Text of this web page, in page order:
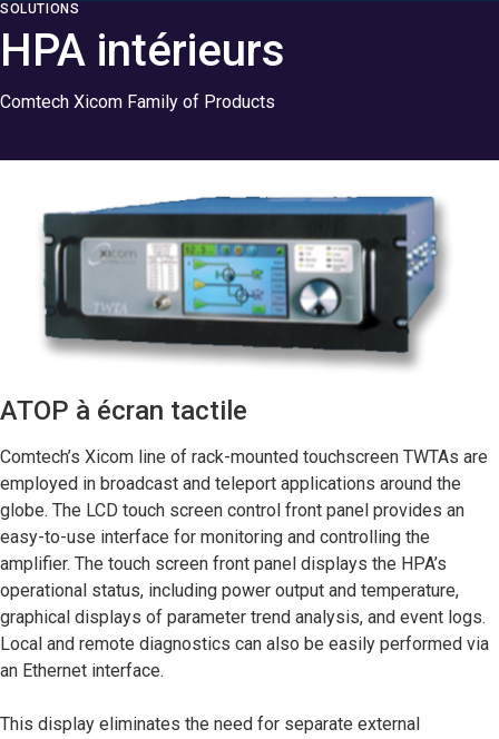
SOLUTIONS
HPA intérieurs
Comtech Xicom Family of Products
ATOP à écran tactile
Comtech’s Xicom line of rack-mounted touchscreen TWTAs are
employed in broadcast and teleport applications around the
globe. The LCD touch screen control front panel provides an
easy-to-use interface for monitoring and controlling the
amplifier. The touch screen front panel displays the HPA’s
operational status, including power output and temperature,
graphical displays of parameter trend analysis, and event logs.
Local and remote diagnostics can also be easily performed via
an Ethernet interface.
This display eliminates the need for separate external